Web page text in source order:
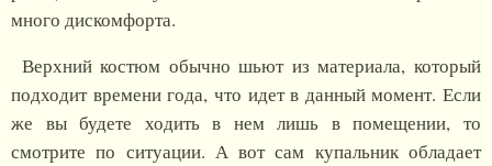
много дискомфорта.
Верхний костюм обычно шьют из материала, который
подходит времени года, что идет в данный момент. Если
же вы будете ходить в нем лишь в помещении, то
смотрите по ситуации. А вот сам купальник обладает